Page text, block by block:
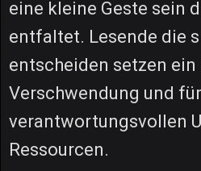
eine kleine Geste sein
entfaltet. Lesende die
entscheiden setzen ein
Verschwendung und
verantwortungsvollen
Ressourcen.